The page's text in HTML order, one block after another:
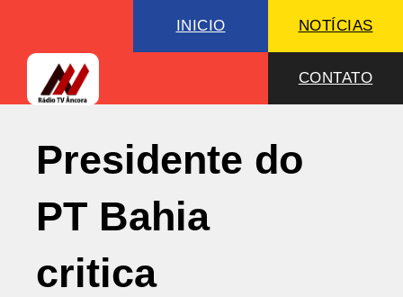
INICIO NOTÍCIAS
CONTATO
Presidente do
PT Bahia
critica